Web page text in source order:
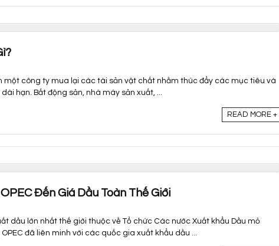
một công ty mua lại các tài sản vật chất nhằm thúc đẩy các mục tiêu và
hạn. Bất động sản, nhà máy sản xuất, ...
READ MORE +
Đến Giá Dầu Toàn Thế Giới
dầu lớn nhất thế giới thuộc về Tổ chức Các nước Xuất khẩu Dầu mỏ
OPEC đã liên minh với các quốc gia xuất khẩu dầu ...